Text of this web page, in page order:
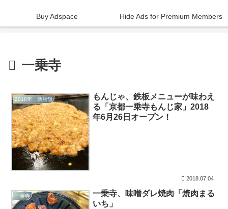
Buy Adspace Hide Ads for Premium Members
一乗寺
2018年 新店舗
もんじゃ、鉄板メニューが味わえ
る「京都一乗寺もんじ家」2018
年6月26日オープン！
2018.07.04
一乗寺
一乗寺、味噌ダレ焼肉「焼肉まる
いち」